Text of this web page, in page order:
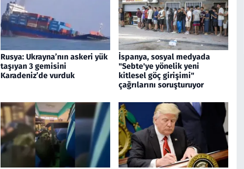
Rusya: Ukrayna’nın askeri yük
taşıyan 3 gemisini
Karadeniz’de vurduk
İspanya, sosyal medyada
"Sebte'ye yönelik yeni
kitlesel göç girişimi"
çağrılarını soruşturuyor